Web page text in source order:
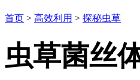
首页 > 高效利用 > 探秘虫草
虫草菌丝